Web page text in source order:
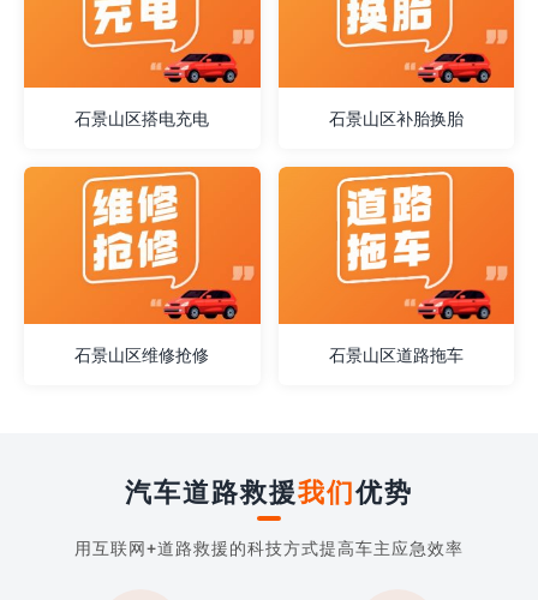
石景山区搭电充电 石景山区补胎换胎
石景山区维修抢修 石景山区道路拖车
汽车道路救援我们优势
用互联网+道路救援的科技方式提高车主应急效率